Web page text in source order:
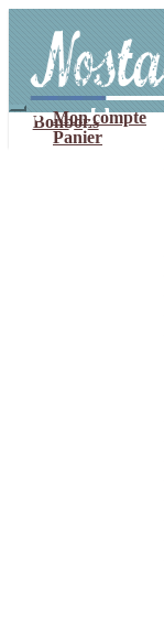
navigation
contenu
Mon compte
Panier
Bonbons